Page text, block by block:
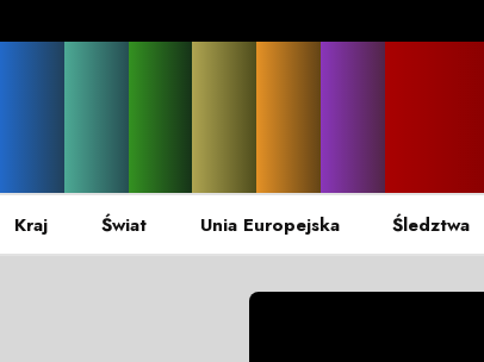
Kraj Świat Unia Europejska Śledztwa